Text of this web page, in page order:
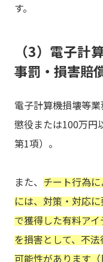
す。
（3）電子計
事罰・損害賠
電子計算機損壊等
懲役または100万円
第1項）。
また、 チート行為
には、対策・対応
で獲得した有料ア
を損害として、不
可能性があります